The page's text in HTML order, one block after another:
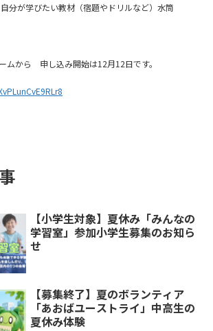
分が学びたい教材（宿題やドリルなど）水筒
ムから 申し込み開始は12月12日です。
【小学生対象】夏休み「みんなの
学習室」参加小学生募集のお知ら
せ
【募集終了】夏のボランティア
「あおばユーストライ」中高生の
夏休み体験